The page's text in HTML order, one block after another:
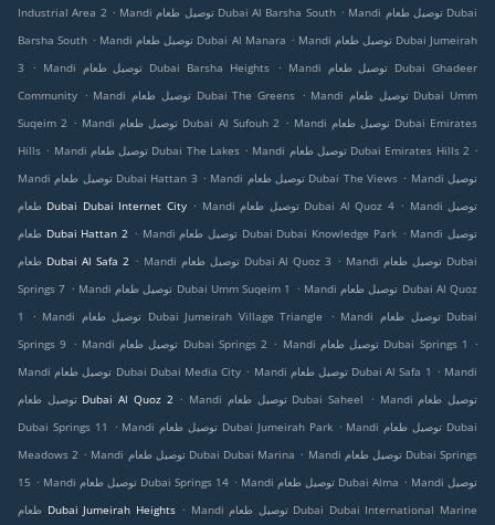
Industrial Area 2 . Mandi توصيل طعام Dubai Al Barsha South . Mandi توصيل طعام Dubai
Barsha South . Mandi توصيل طعام Dubai Al Manara . Mandi توصيل طعام Dubai Jumeirah
3
. Mandi توصيل طعام Dubai Barsha Heights . Mandi توصيل طعام Dubai Ghadeer
Community . Mandi توصيل طعام Dubai The Greens . Mandi توصيل طعام Dubai Umm
Suqeim 2 . Mandi توصيل طعام Dubai Al Sufouh 2 . Mandi توصيل طعام Dubai Emirates
Hills . Mandi توصيل طعام Dubai The Lakes . Mandi توصيل طعام Dubai Emirates Hills 2 .
Mandi توصيل طعام Dubai Hattan 3 . Mandi توصيل طعام Dubai The Views . Mandi توصيل
طعام Dubai Dubai Internet City . Mandi توصيل طعام Dubai Al Quoz 4 . Mandi توصيل
طعام Dubai Hattan 2 . Mandi توصيل طعام Dubai Dubai Knowledge Park . Mandi توصيل
طعام Dubai Al Safa 2 . Mandi توصيل طعام Dubai Al Quoz 3 . Mandi توصيل طعام Dubai
Springs 7 . Mandi توصيل طعام Dubai Umm Suqeim 1 . Mandi توصيل طعام Dubai Al Quoz
1
. Mandi توصيل طعام Dubai Jumeirah Village Triangle . Mandi توصيل طعام Dubai
Springs 9
. Mandi توصيل طعام Dubai Springs 2 . Mandi توصيل طعام Dubai Springs 1
.
Mandi توصيل طعام Dubai Dubai Media City . Mandi توصيل طعام Dubai Al Safa 1 . Mandi
توصيل طعام Dubai Al Quoz 2 . Mandi توصيل طعام Dubai Saheel . Mandi توصيل طعام
Dubai Springs 11
. Mandi توصيل طعام Dubai Jumeirah Park . Mandi توصيل طعام Dubai
Meadows 2 . Mandi توصيل طعام Dubai Dubai Marina . Mandi توصيل طعام Dubai Springs
15 . Mandi توصيل طعام Dubai Springs 14 . Mandi توصيل طعام Dubai Alma . Mandi توصيل
طعام Dubai Jumeirah Heights . Mandi توصيل طعام Dubai Dubai International Marine